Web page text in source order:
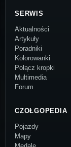
SERWIS
Aktualności
Artykuły
Poradniki
Kolorowanki
Połącz kropki
Multimedia
Forum
CZOŁGOPEDIA
Pojazdy
Mapy